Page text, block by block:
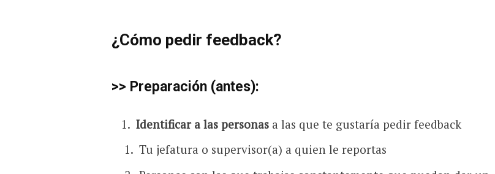
¿Cómo pedir feedback?
>> Preparación (antes):
Identificar a las personasa las que te gustaría pedir feedback
Tu jefatura o supervisor(a) a quien le reportas